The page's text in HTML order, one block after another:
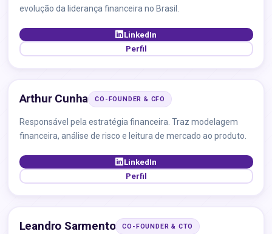
evolução da liderança financeira no Brasil.
LinkedIn
Perfil
Arthur Cunha CO-FOUNDER & CFO
Responsável pela estratégia financeira. Traz modelagem
financeira, análise de risco e leitura de mercado ao produto.
LinkedIn
Perfil
Leandro Sarmento CO-FOUNDER & CTO